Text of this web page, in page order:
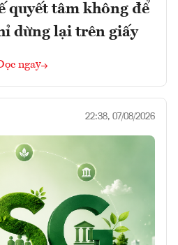
quyết tâm không để
dừng lại trên giấy
ngay
22:38, 07/08/2026